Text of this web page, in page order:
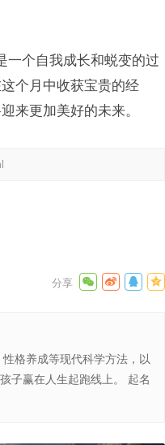
一个自我成长和蜕变的过
个月中收获宝贵的经
来更加美好的未来。
格养成等现代科学方法，以
子赢在人生起跑线上。 起名